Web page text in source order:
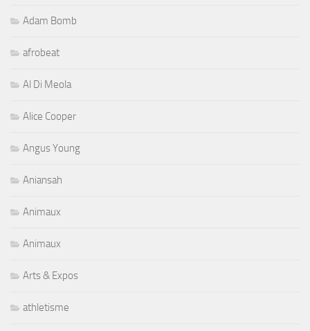
Adam Bomb
afrobeat
Al Di Meola
Alice Cooper
Angus Young
Aniansah
Animaux
Animaux
Arts & Expos
athletisme